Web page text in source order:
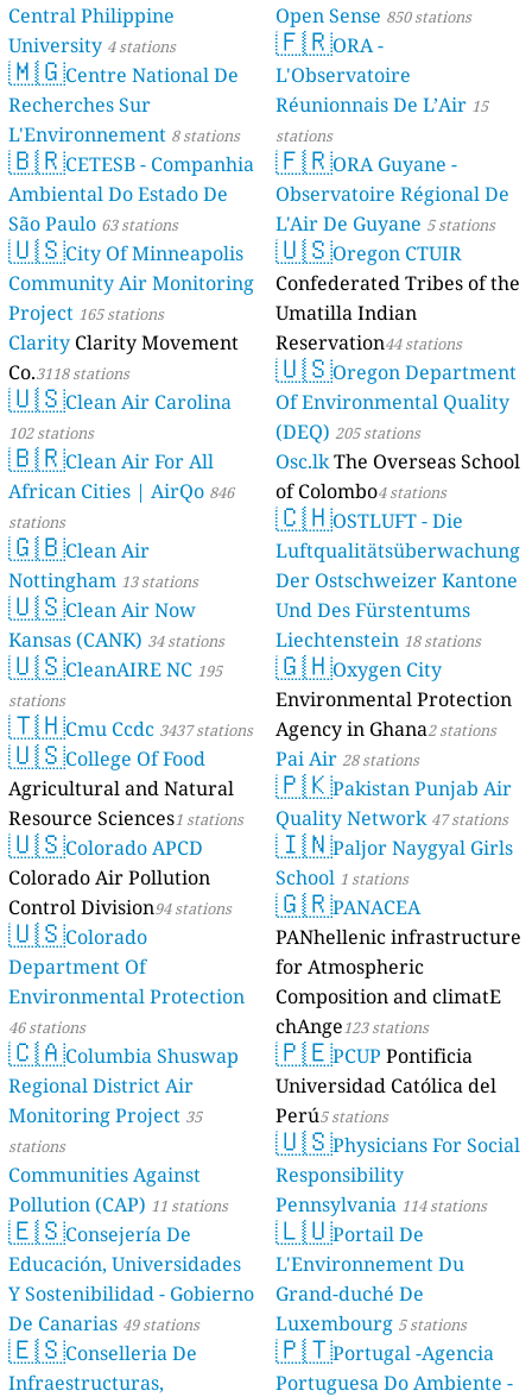
Central Philippine
University 4 stations
🇲🇬Centre National De
Recherches Sur
L'Environnement 8 stations
🇧🇷CETESB - Companhia
Ambiental Do Estado De
São Paulo 63 stations
🇺🇸City Of Minneapolis
Community Air Monitoring
Project 165 stations
Clarity Clarity Movement
Co.3118 stations
🇺🇸Clean Air Carolina
102 stations
🇧🇷Clean Air For All
African Cities | AirQo 846
stations
🇬🇧Clean Air
Nottingham 13 stations
🇺🇸Clean Air Now
Kansas (CANK) 34 stations
🇺🇸CleanAIRE NC 195
stations
🇹🇭Cmu Ccdc 3437 stations
🇺🇸College Of Food
Agricultural and Natural
Resource Sciences1 stations
🇺🇸Colorado APCD
Colorado Air Pollution
Control Division94 stations
🇺🇸Colorado
Department Of
Environmental Protection
46 stations
🇨🇦Columbia Shuswap
Regional District Air
Monitoring Project 35
stations
Communities Against
Pollution (CAP) 11 stations
🇪🇸Consejería De
Educación, Universidades
Y Sostenibilidad - Gobierno
De Canarias 49 stations
🇪🇸Conselleria De
Infraestructuras,
Open Sense 850 stations
🇫🇷ORA -
L'Observatoire
Réunionnais De L’Air 15
stations
🇫🇷ORA Guyane -
Observatoire Régional De
L'Air De Guyane 5 stations
🇺🇸Oregon CTUIR
Confederated Tribes of the
Umatilla Indian
Reservation44 stations
🇺🇸Oregon Department
Of Environmental Quality
(DEQ) 205 stations
Osc.lkThe Overseas School
of Colombo4 stations
🇨🇭OSTLUFT - Die
Luftqualitätsüberwachung
Der Ostschweizer Kantone
Und Des Fürstentums
Liechtenstein 18 stations
🇬🇭Oxygen City
Environmental Protection
Agency in Ghana2 stations
Pai Air 28 stations
🇵🇰Pakistan Punjab Air
Quality Network 47 stations
🇮🇳Paljor Naygyal Girls
School 1 stations
🇬🇷PANACEA
PANhellenic infrastructure
for Atmospheric
Composition and climatE
chAnge123 stations
🇵🇪PCUP Pontificia
Universidad Católica del
Perú5 stations
🇺🇸Physicians For Social
Responsibility
Pennsylvania 114 stations
🇱🇺Portail De
L'Environnement Du
Grand-duché De
Luxembourg 5 stations
🇵🇹Portugal -Agencia
Portuguesa Do Ambiente -